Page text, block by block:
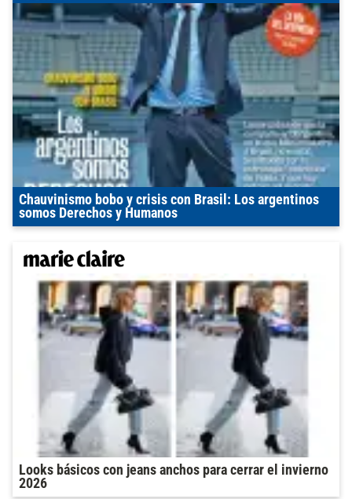
Chauvinismo bobo y crisis con Brasil: Los argentinos
somos Derechos y Humanos
Looks básicos con jeans anchos para cerrar el invierno
2026